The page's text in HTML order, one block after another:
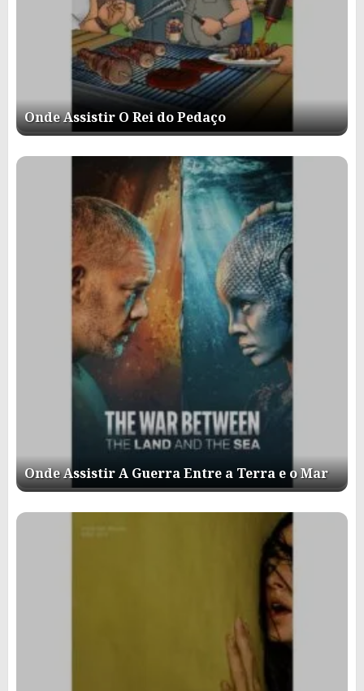
Onde Assistir O Rei do Pedaço
Onde Assistir A Guerra Entre a Terra e o Mar